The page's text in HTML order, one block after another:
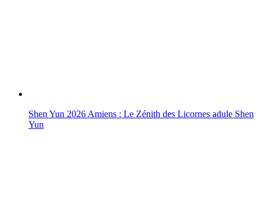
Shen Yun 2026 Amiens : Le Zénith des Licornes adule Shen
Yun